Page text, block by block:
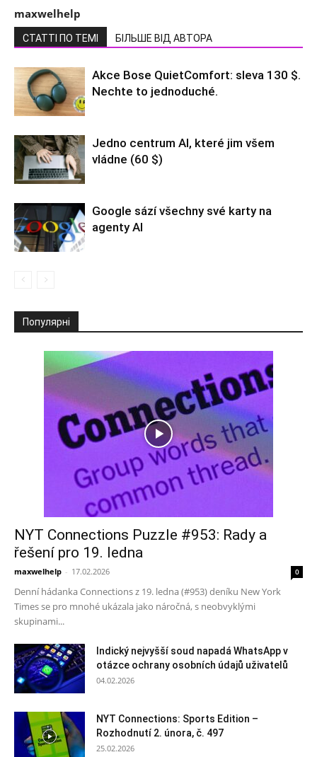
maxwelhelp
СТАТТІ ПО ТЕМІ БІЛЬШЕ ВІД АВТОРА
Akce Bose QuietComfort: sleva 130 $.
Nechte to jednoduché.
Jedno centrum AI, které jim všem
vládne (60 $)
Google sází všechny své karty na
agenty AI
Популярні
NYT Connections Puzzle #953: Rady a
řešení pro 19. ledna
maxwelhelp - 17.02.2026 0
Denní hádanka Connections z 19. ledna (#953) deníku New York
Times se pro mnohé ukázala jako náročná, s neobvyklými
skupinami...
Indický nejvyšší soud napadá WhatsApp v
otázce ochrany osobních údajů uživatelů
04.02.2026
NYT Connections: Sports Edition –
Rozhodnutí 2. února, č. 497
25.02.2026